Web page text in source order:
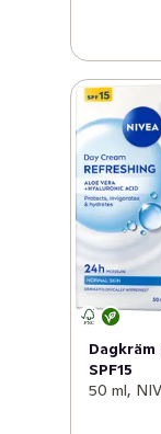
SPF15
50 ml,